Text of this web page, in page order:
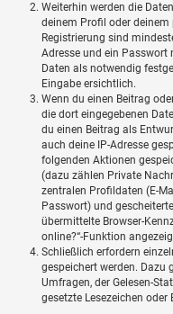
Weiterhin werden die
deinem Profil oder
Registrierung sind
Adresse und ein Passwort
Daten als notwendig
Eingabe ersichtlich.
Wenn du einen Beitrag
die dort eingegebenen
du einen Beitrag als
auch deine IP-Adresse
folgenden Aktionen
(dazu zählen Private
zentralen Profildaten (E-
Passwort) und
übermittelte Browser-
online?“-Funktion
Schließlich erfordern
gespeichert werden. Dazu
Umfragen, der Gelesen-
gesetzte Lesezeichen